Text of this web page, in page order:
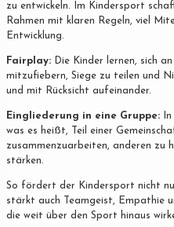
zu entwickeln. Im Kindersport
Rahmen mit klaren Regeln, viel
Entwicklung.
Fairplay: Die Kinder lernen, sich
mitzufiebern, Siege zu teilen und
und mit Rücksicht aufeinander.
Eingliederung in eine Gruppe:
was es heißt, Teil einer
zusammenzuarbeiten, anderen zu
stärken.
So fördert der Kindersport nicht
stärkt auch Teamgeist, Empathie
die weit über den Sport hinaus